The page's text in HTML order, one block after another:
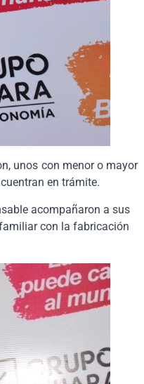
unos con menor o mayor
en trámite.
acompañaron a sus
con la fabricación